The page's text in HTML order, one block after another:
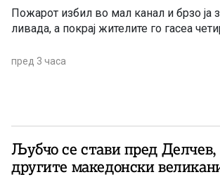
Пожарот избил во мал канал и брзо ја
ливада, а покрај жителите го гасеа
пред 3 часа
Љубчо се стави пред
другите македонски